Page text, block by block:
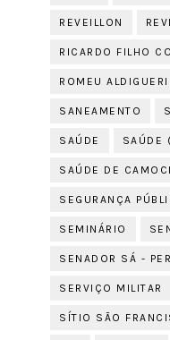
REVEILLON
RICARDO FILHO
ROMEU ALDIGUERI
SANEAMENTO
SAÚDE SAÚDE
SAÚDE DE
SEGURANÇA
SEMINÁRIO
SENADOR SÁ -
SERVIÇO MILITAR
SÍTIO SÃO